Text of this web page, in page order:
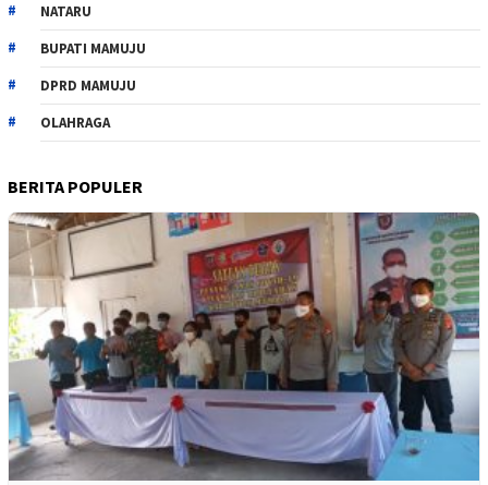
NATARU
BUPATI MAMUJU
DPRD MAMUJU
OLAHRAGA
BERITA POPULER